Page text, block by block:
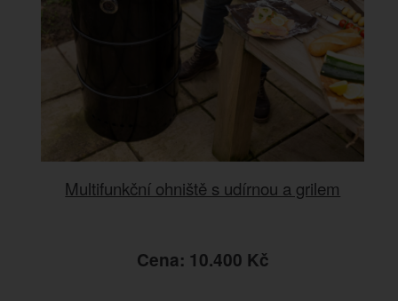
Multifunkční ohniště s udírnou a grilem
Cena: 10.400 Kč